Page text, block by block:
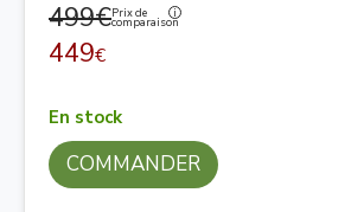
499€Prix de
comparaison
449€
En stock
COMMANDER